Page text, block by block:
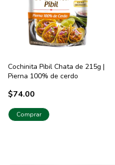
Cochinita Pibil Chata de 215g |
Pierna 100% de cerdo
$74.00
Comprar